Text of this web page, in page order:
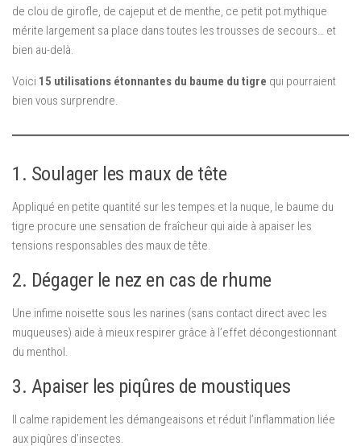
de clou de girofle, de cajeput et de menthe, ce petit pot mythique
mérite largement sa place dans toutes les trousses de secours… et
bien au-delà.
Voici 15 utilisations étonnantes du baume du tigre qui pourraient
bien vous surprendre.
1. Soulager les maux de tête
Appliqué en petite quantité sur les tempes et la nuque, le baume du
tigre procure une sensation de fraîcheur qui aide à apaiser les
tensions responsables des maux de tête.
2. Dégager le nez en cas de rhume
Une infime noisette sous les narines (sans contact direct avec les
muqueuses) aide à mieux respirer grâce à l’effet décongestionnant
du menthol.
3. Apaiser les piqûres de moustiques
Il calme rapidement les démangeaisons et réduit l’inflammation liée
aux piqûres d’insectes.